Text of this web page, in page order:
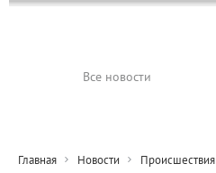
Все новости
Главная Новости Происшествия